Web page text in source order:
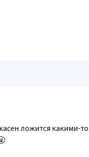
ложится